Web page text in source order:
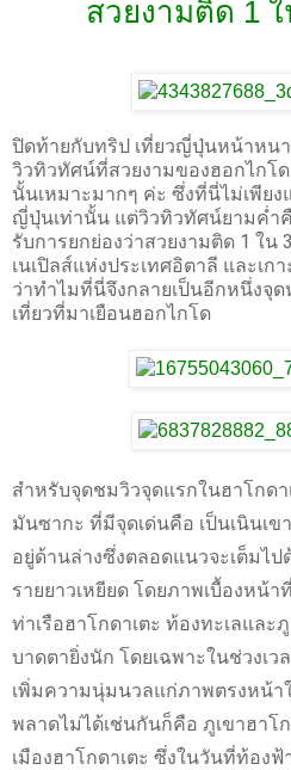
สวยงามติด 1
ปิดท้ายกับทริป เที่ยวญี่ปุ่นหน้าหน
วิวทิวทัศน์ที่สวยงามของฮอกไกโ
นั้นเหมาะมากๆ ค่ะ ซึ่งที่นี่ไม่เพีย
ญี่ปุ่นเท่านั้น แต่วิวทิวทัศน์ยามค่ำ
รับการยกย่องว่าสวยงามติด 1 ใน
เนเปิลส์แห่งประเทศอิตาลี และเก
ว่าทำไมที่นี่จึงกลายเป็นอีกหนึ่งจุ
เที่ยวที่มาเยือนฮอกไกโด
สำหรับจุดชมวิวจุดแรกในฮาโกด
มันซากะ ที่มีจุดเด่นคือ เป็นเนินเข
อยู่ด้านล่างซึ่งตลอดแนวจะเต็มไป
รายยาวเหยียด โดยภาพเบื้องหน้
ท่าเรือฮาโกดาเตะ ท้องทะเลและ
บาดตายิ่งนัก โดยเฉพาะในช่วงเ
เพิ่มความนุ่มนวลแก่ภาพตรงหน้
พลาดไม่ได้เช่นกันก็คือ ภูเขาฮาโ
เมืองฮาโกดาเตะ ซึ่งในวันที่ท้อง